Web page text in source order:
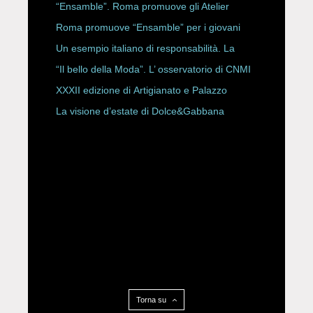
ROBERTA ANGELILLI
“Ensamble”. Roma promuove gli Atelier
Storici
Roma promuove “Ensamble” per i giovani
Un esempio italiano di responsabilità. La
Rete Slow Fiber
“Il bello della Moda”. L’ osservatorio di CNMI
XXXII edizione di Artigianato e Palazzo
La visione d’estate di Dolce&Gabbana
Torna su